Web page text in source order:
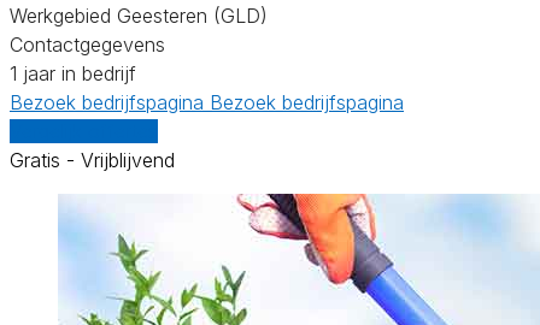
Werkgebied Geesteren (GLD)
Contactgegevens
1 jaar in bedrijf
Bezoek bedrijfspagina Bezoek bedrijfspagina
Gratis - Vrijblijvend